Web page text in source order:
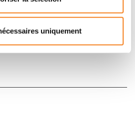
uniquement